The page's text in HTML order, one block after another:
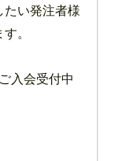
い発注者様
。
入会受付中